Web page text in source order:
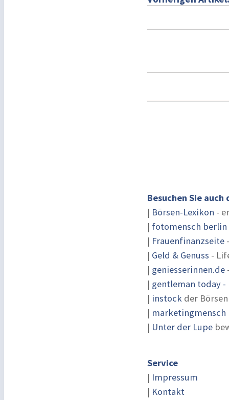
Besuchen Sie
| Börsen-Lexikon -
| fotomensch berlin
| Frauenfinanzseite
| Geld & Genuss -
| geniesserinnen.de
| gentleman today -
| instock der
|
| Unter der Lupe
Service
| Impressum
| Kontakt